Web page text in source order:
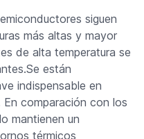
siguen
más altas y mayor
de alta temperatura se
están
indispensable en
comparación con los
mantienen un
térmicos